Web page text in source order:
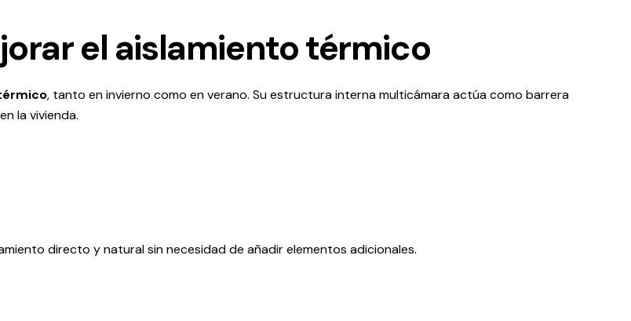
el aislamiento térmico
, tanto en invierno como en verano. Su estructura interna multicámara actúa como barrera
la vivienda.
directo y natural sin necesidad de añadir elementos adicionales.